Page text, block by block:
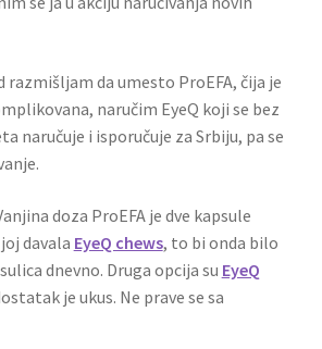
razmišljam da umesto ProEFA, čija je
naručim EyeQ koji se bez
naručuje i isporučuje za Srbiju, pa se
doza ProEFA je dve kapsule
davala EyeQ chews, to bi onda bilo
dnevno. Druga opcija su EyeQ
je ukus. Ne prave se sa